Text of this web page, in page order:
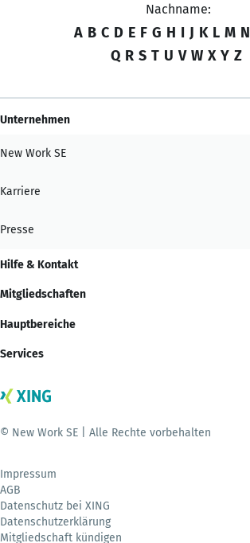
Nachname:
A B C D E F G H I J K L M N
Q R S T U V W X Y Z
Unternehmen
New Work SE
Karriere
Presse
Hilfe & Kontakt
Mitgliedschaften
Hauptbereiche
Services
© New Work SE | Alle Rechte vorbehalten
Impressum
AGB
Datenschutz bei XING
Datenschutzerklärung
Mitgliedschaft kündigen